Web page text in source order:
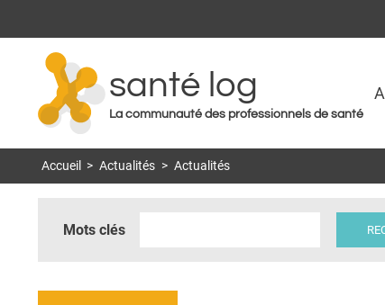
santé log
La communauté des professionnels de santé
Accueil > Actualités > Actualités
Mots clés